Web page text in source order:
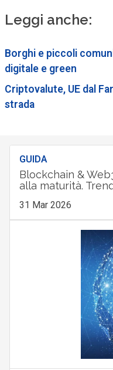
Leggi anche:
Borghi e piccoli
digitale e green
Criptovalute, UE dal
strada
GUIDA
Blockchain &
alla maturità.
31 Mar 2026